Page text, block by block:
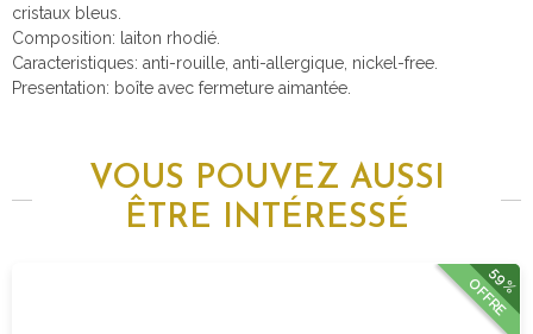
cristaux bleus.
Composition: laiton rhodié.
Caracteristiques: anti-rouille, anti-allergique, nickel-free.
Presentation: boîte avec fermeture aimantée.
VOUS POUVEZ AUSSI
ÊTRE INTÉRESSÉ
59%
OFFRE